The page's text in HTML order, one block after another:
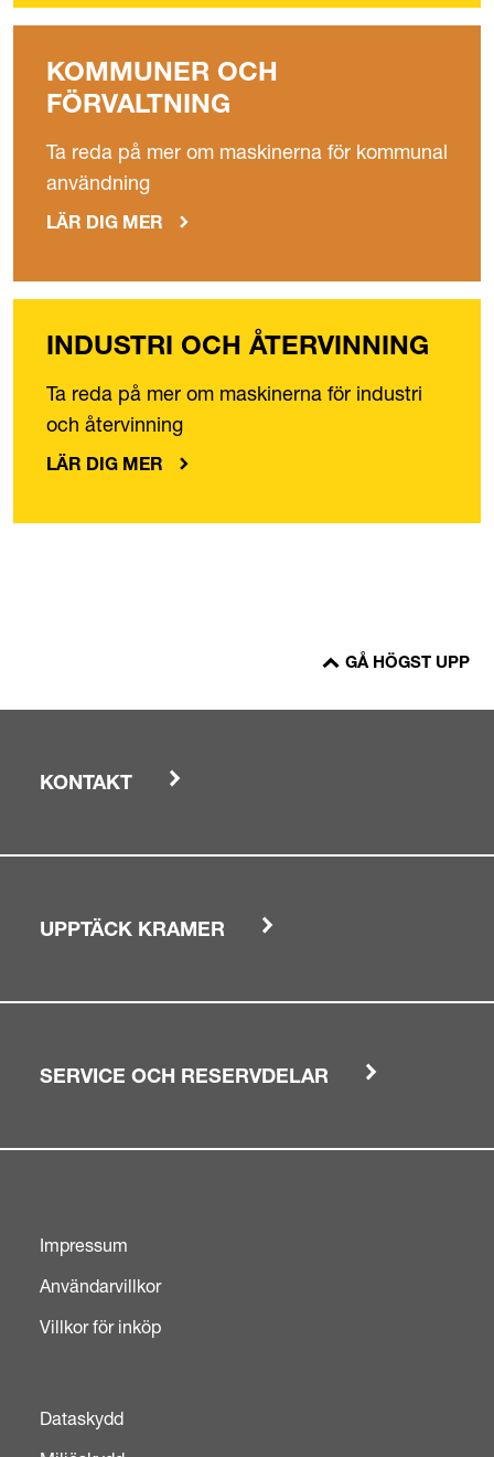
KOMMUNER OCH
FÖRVALTNING
Ta reda på mer om maskinerna för kommunal
användning
LÄR DIG MER
INDUSTRI OCH ÅTERVINNING
Ta reda på mer om maskinerna för industri
och återvinning
LÄR DIG MER
GÅ HÖGST UPP
KONTAKT
UPPTÄCK KRAMER
SERVICE OCH RESERVDELAR
Impressum
Användarvillkor
Villkor för inköp
Dataskydd